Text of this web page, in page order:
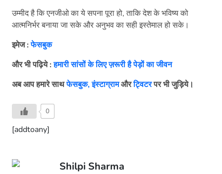
उम्मीद है कि एनजीओ का ये सपना पूरा हो, ताकि देश के भविष्य को
आत्मनिर्भर बनाया जा सके और अनुभव का सही इस्तेमाल हो सके।
इमेज :फेसबुक
और भी पढ़िये: हमारी सांसों के लिए ज़रूरी है पेड़ों का जीवन
अब आप हमारे साथफेसबुक,इंस्टाग्रामऔरट्विटरपर भी जुड़िये।
0
[addtoany]
Shilpi Sharma